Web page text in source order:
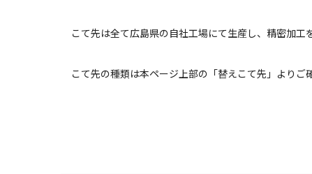
こて先は全て広島県の自社工場にて生産し、精密加工
こて先の種類は本ページ上部の「替えこて先」よりご